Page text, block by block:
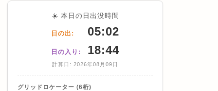
☀️ 本日の日出没時間
日の出: 05:02
日の入り: 18:44
計算日: 2026年08月09日
グリッドロケーター (6桁)